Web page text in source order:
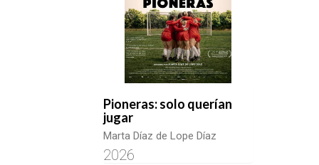
Pioneras: solo querían
jugar
Marta Díaz de Lope Díaz
2026